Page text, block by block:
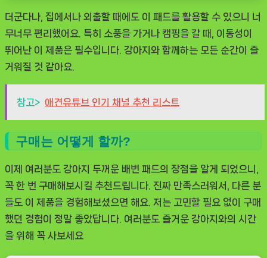
더군다나, 집에서나 외출할 때에도 이 패드를 활용할 수 있으니 너
무너무 편리했어요. 특히 소풍을 가거나 캠핑을 갈 때, 이동성이
뛰어난 이 제품은 필수입니다. 강아지와 함께하는 모든 순간이 즐
거워질 것 같아요.
참고> 애견유튜브 인기 채널 추천 리스트
구매는 어떻게 할까?
이제 여러분도 강아지 두꺼운 배변 패드의 장점을 알게 되었으니,
꼭 한 번 구매해보시길 추천드립니다. 진짜 만족스러워서, 다른 분
들도 이 제품을 경험해보셨으면 해요. 저는 고민할 필요 없이 구매
했던 경험이 정말 좋았답니다. 여러분도 즐거운 강아지와의 시간
을 위해 꼭 사보세요